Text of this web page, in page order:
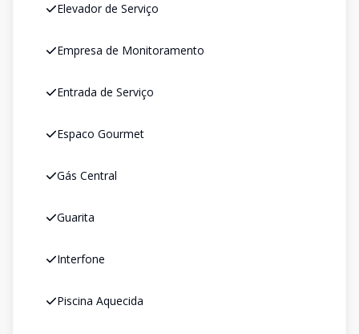
Elevador de Serviço
Empresa de Monitoramento
Entrada de Serviço
Espaco Gourmet
Gás Central
Guarita
Interfone
Piscina Aquecida